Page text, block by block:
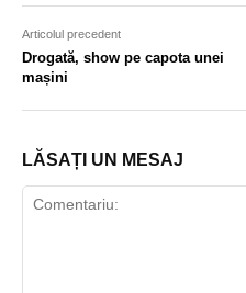
Articolul precedent
Drogată, show pe capota unei
mașini
LĂSAȚI UN MESAJ